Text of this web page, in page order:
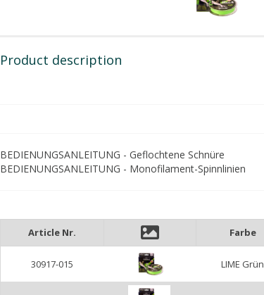
Product description
BEDIENUNGSANLEITUNG - Geflochtene Schnüre
BEDIENUNGSANLEITUNG - Monofilament-Spinnlinien
Article Nr. Farbe
30917-015 LIME Grün